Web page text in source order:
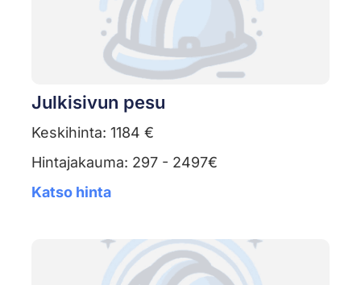
Julkisivun pesu
Keskihinta: 1184 €
Hintajakauma: 297 - 2497€
Katso hinta